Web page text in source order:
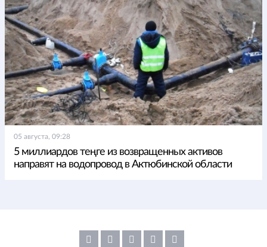
05 августа, 09:28
5 миллиардов теңге из возвращенных активов
направят на водопровод в Актюбинской области